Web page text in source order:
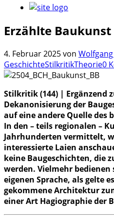
Erzählte Baukunst
4. Februar 2025von
GeschichteStilkritikTheorie0
Stilkritik (144) | Ergänzend
Dekanonisierung der
auf eine andere Quelle des
In den – teils regionalen –
Jahrhunderten vermittelt,
interessierte Laien
keine Baugeschichten, die
werden. Vielmehr
eigenen Sprache, als gelte
gekommene Architektur
einer Art Hagiographie der